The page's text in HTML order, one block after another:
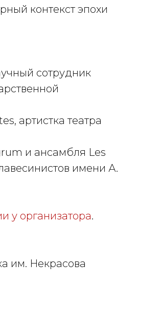
контекст эпохи
сотрудник
артистка театра
и ансамбля Les
имени А.
у организатора.
им. Некрасова